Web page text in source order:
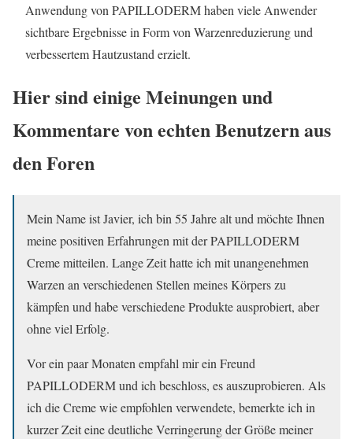
Anwendung von PAPILLODERM haben viele Anwender
sichtbare Ergebnisse in Form von Warzenreduzierung und
verbessertem Hautzustand erzielt.
Hier sind einige Meinungen und
Kommentare von echten Benutzern aus
den Foren
Mein Name ist Javier, ich bin 55 Jahre alt und möchte Ihnen
meine positiven Erfahrungen mit der PAPILLODERM
Creme mitteilen. Lange Zeit hatte ich mit unangenehmen
Warzen an verschiedenen Stellen meines Körpers zu
kämpfen und habe verschiedene Produkte ausprobiert, aber
ohne viel Erfolg.
Vor ein paar Monaten empfahl mir ein Freund
PAPILLODERM und ich beschloss, es auszuprobieren. Als
ich die Creme wie empfohlen verwendete, bemerkte ich in
kurzer Zeit eine deutliche Verringerung der Größe meiner